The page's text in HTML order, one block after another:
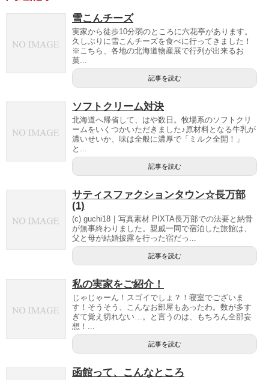
雪こんチーズ
実家から徒歩10分弱のところに六花亭があります。
久しぶりに雪こんチーズを食べに行ってきました！
※こちら、各地の北海道物産展で行列が出来るお
菓...
記事を読む
ソフトクリーム対決
北海道へ帰省して、はや数日。牧場系のソフトクリ
ームをいくつかいただきました♪原材料となる牛乳が
濃いせいか、味は全般に濃厚で「ミルク全開！」
と...
記事を読む
サティスファクションタウン☆長万部
(1)
(c) guchi18｜写真素材 PIXTA長万部での法要と納骨
が無事終わりました。親戚一同で宿泊した旅館は、
父と母が結婚披露を行った宿だっ...
記事を読む
私の実家をご紹介！
じゃじゃーん！スゴイでしょ？！寝室でございま
す！そうそう、こんなお部屋もあったわ。数が多す
ぎて覚え切れない…。と言うのは、もちろん全部妄
想！...
記事を読む
函館って、こんなところ